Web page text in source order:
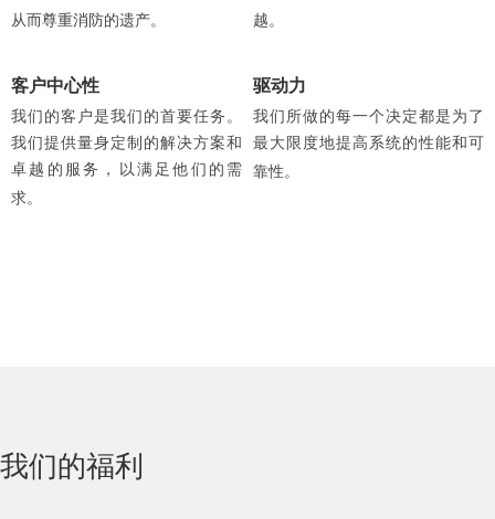
从而尊重消防的遗产。 越。
客户中心性
我们的客户是我们的首要任务。
我们提供量身定制的解决方案和
卓越的服务，以满足他们的需
求。
驱动力
我们所做的每一个决定都是为了
最大限度地提高系统的性能和可
靠性。
我们的福利